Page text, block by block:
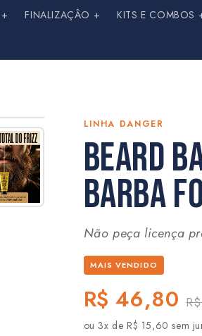
FINALIZAÇÂO + KITS E COMBOS
LINHA DANGER
BEARD
BARBA
Não peça licença
MAIS VENDIDO
R$ 46,80
ou 3x de R$ 15,60 sem